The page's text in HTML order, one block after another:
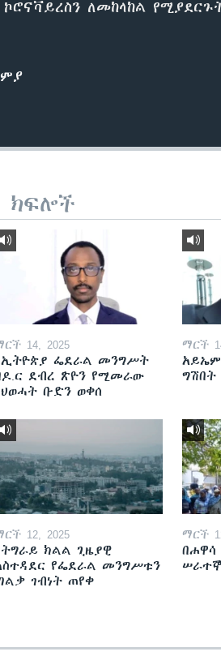
ኮሮናቫይረስን ለመከላከል
ክፍሎች
14, 2025
ፌደራል መንግሥት
ደብረ ጽዮን የሚመራው
ቡድን ወቀሰ
ማርች
ግሽበት
12, 2025
ክልል ጊዜያዊ
የፌደራል መንግሥቱን
ገብነት ጠየቀ
ማርች
በሐዋሳ